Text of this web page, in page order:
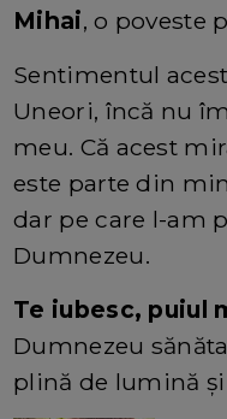
Mihai, o poveste
Sentimentul
Uneori, încă nu
meu. Că acest
este parte din
dar pe care l-am
Dumnezeu.
Te iubesc, puiul
Dumnezeu
plină de lumină